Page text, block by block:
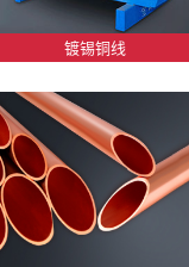
镀锡铜线